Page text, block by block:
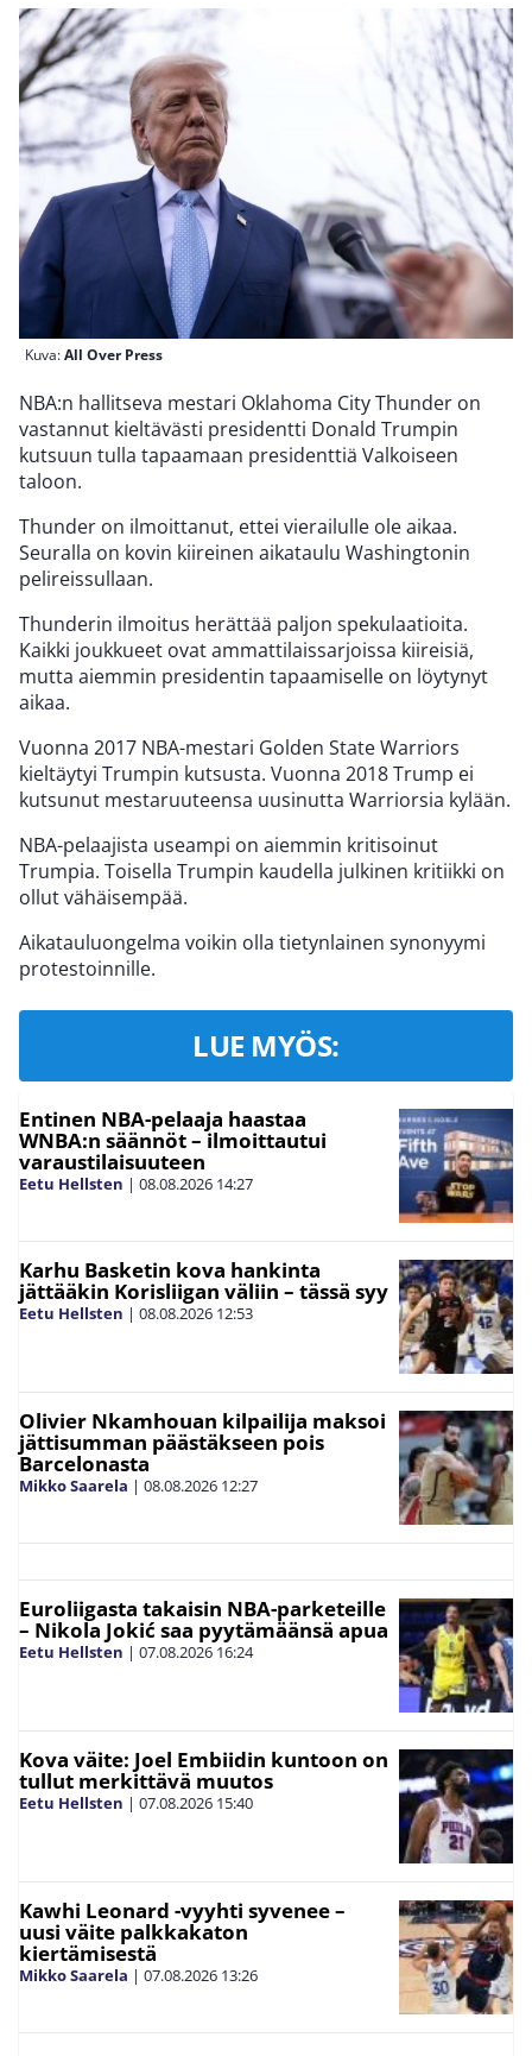
Kuva:All Over Press
NBA:n hallitseva mestari Oklahoma City Thunder on
vastannut kieltävästi presidentti Donald Trumpin
kutsuun tulla tapaamaan presidenttiä Valkoiseen
taloon.
Thunder on ilmoittanut, ettei vierailulle ole aikaa.
Seuralla on kovin kiireinen aikataulu Washingtonin
pelireissullaan.
Thunderin ilmoitus herättää paljon spekulaatioita.
Kaikki joukkueet ovat ammattilaissarjoissa kiireisiä,
mutta aiemmin presidentin tapaamiselle on löytynyt
aikaa.
Vuonna 2017 NBA-mestari Golden State Warriors
kieltäytyi Trumpin kutsusta. Vuonna 2018 Trump ei
kutsunut mestaruuteensa uusinutta Warriorsia kylään.
NBA-pelaajista useampi on aiemmin kritisoinut
Trumpia. Toisella Trumpin kaudella julkinen kritiikki on
ollut vähäisempää.
Aikatauluongelma voikin olla tietynlainen synonyymi
protestoinnille.
LUE MYÖS:
Entinen NBA-pelaaja haastaa
WNBA:n säännöt – ilmoittautui
varaustilaisuuteen
Eetu Hellsten | 08.08.2026 14:27
Karhu Basketin kova hankinta
jättääkin Korisliigan väliin – tässä syy
Eetu Hellsten | 08.08.2026 12:53
Olivier Nkamhouan kilpailija maksoi
jättisumman päästäkseen pois
Barcelonasta
Mikko Saarela | 08.08.2026 12:27
Euroliigasta takaisin NBA-parketeille
– Nikola Jokić saa pyytämäänsä apua
Eetu Hellsten | 07.08.2026 16:24
Kova väite: Joel Embiidin kuntoon on
tullut merkittävä muutos
Eetu Hellsten | 07.08.2026 15:40
Kawhi Leonard -vyyhti syvenee –
uusi väite palkkakaton
kiertämisestä
Mikko Saarela | 07.08.2026 13:26